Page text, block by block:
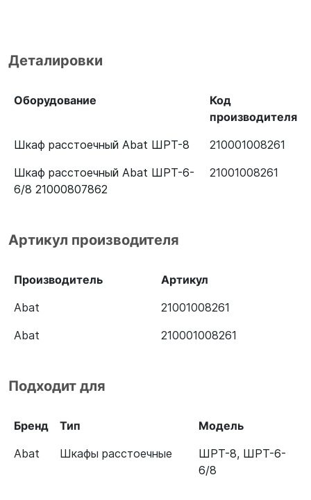
Деталировки
Оборудование
Код
производителя
Шкаф расстоечный Abat ШРТ-8
210001008261
Шкаф расстоечный Abat ШРТ-6-
6/8 21000807862
21001008261
Артикул производителя
Производитель
Артикул
Abat
21001008261
Abat
210001008261
Подходит для
Бренд Тип
Модель
Abat
Шкафы расстоечные ШРТ-8, ШРТ-6-
6/8